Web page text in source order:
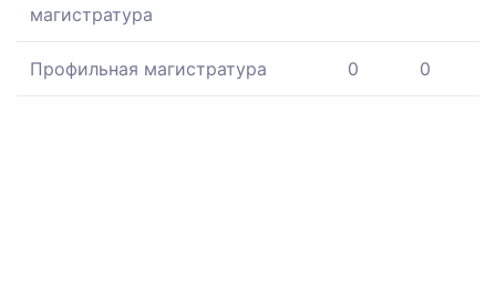
магистратура
Профильная магистратура 0 0